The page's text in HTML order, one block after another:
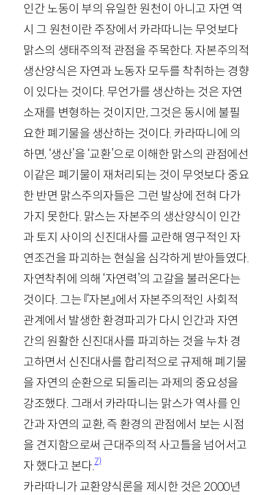
인간 노동이 부의 유일한 원천이 아니고 자연 역
시 그 원천이란 주장에서 카라따니는 무엇보다
맑스의 생태주의적 관점을 주목한다. 자본주의적
생산양식은 자연과 노동자 모두를 착취하는 경향
이 있다는 것이다. 무언가를 생산하는 것은 자연
소재를 변형하는 것이지만, 그것은 동시에 불필
요한 폐기물을 생산하는 것이다. 카라따니에 의
하면, ‘생산’을 ‘교환’으로 이해한 맑스의 관점에선
이같은 폐기물이 재처리되는 것이 무엇보다 중요
한 반면 맑스주의자들은 그런 발상에 전혀 다가
가지 못한다. 맑스는 자본주의 생산양식이 인간
과 토지 사이의 신진대사를 교란해 영구적인 자
연조건을 파괴하는 현실을 심각하게 받아들였다.
자연착취에 의해 ‘자연력’의 고갈을 불러온다는
것이다. 그는 『자본』에서 자본주의적인 사회적
관계에서 발생한 환경파괴가 다시 인간과 자연
간의 원활한 신진대사를 파괴하는 것을 누차 경
고하면서 신진대사를 합리적으로 규제해 폐기물
을 자연의 순환으로 되돌리는 과제의 중요성을
강조했다. 그래서 카라따니는 맑스가 역사를 인
간과 자연의 교환, 즉 환경의 관점에서 보는 시점
을 견지함으로써 근대주의적 사고틀을 넘어서고
자 했다고 본다.7)
카라따니가 교환양식론을 제시한 것은 2000년